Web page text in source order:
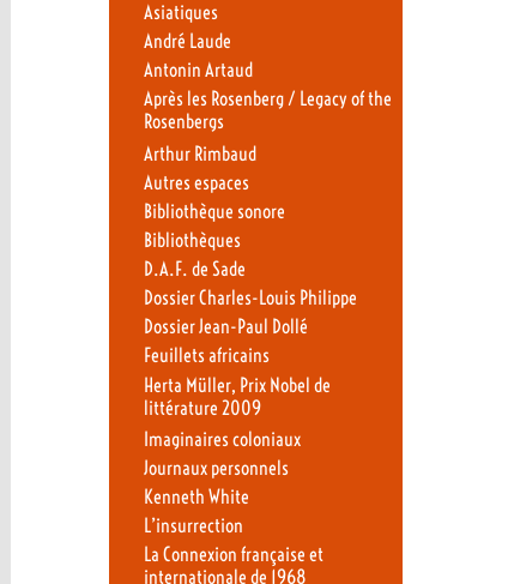
Asiatiques
André Laude
Antonin Artaud
Après les Rosenberg / Legacy of the
Rosenbergs
Arthur Rimbaud
Autres espaces
Bibliothèque sonore
Bibliothèques
D.A.F. de Sade
Dossier Charles-Louis Philippe
Dossier Jean-Paul Dollé
Feuillets africains
Herta Müller, Prix Nobel de
littérature 2009
Imaginaires coloniaux
Journaux personnels
Kenneth White
L’insurrection
La Connexion française et
internationale de 1968